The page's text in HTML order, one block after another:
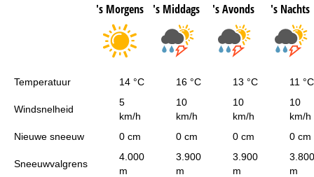
's Morgens 's Middags 's Avonds 's Nachts
Temperatuur 14 °C 16 °C 13 °C 11 °C
Windsnelheid
5
km/h
10
km/h
10
km/h
10
km/h
Nieuwe sneeuw
0 cm 0 cm 0 cm 0 cm
Sneeuwvalgrens
4.000
m
3.900
m
3.900
m
3.800
m